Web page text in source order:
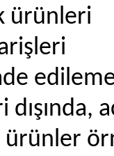
ürünleri
dışında,